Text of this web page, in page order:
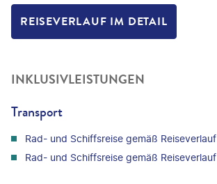
REISEVERLAUF IM DETAIL
INKLUSIVLEISTUNGEN
Transport
Rad- und Schiffsreise gemäß Reiseverlauf
Rad- und Schiffsreise gemäß Reiseverlauf